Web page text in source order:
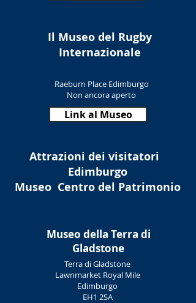
Il Museo del Rugby
Internazionale
Raeburn Place Edimburgo
Non ancora aperto
Link al Museo
Attrazioni dei visitatori
Edimburgo
Museo Centro del Patrimonio
Museo della Terra di
Gladstone
Terra di Gladstone
Lawnmarket Royal Mile
Edimburgo
EH1 2SA